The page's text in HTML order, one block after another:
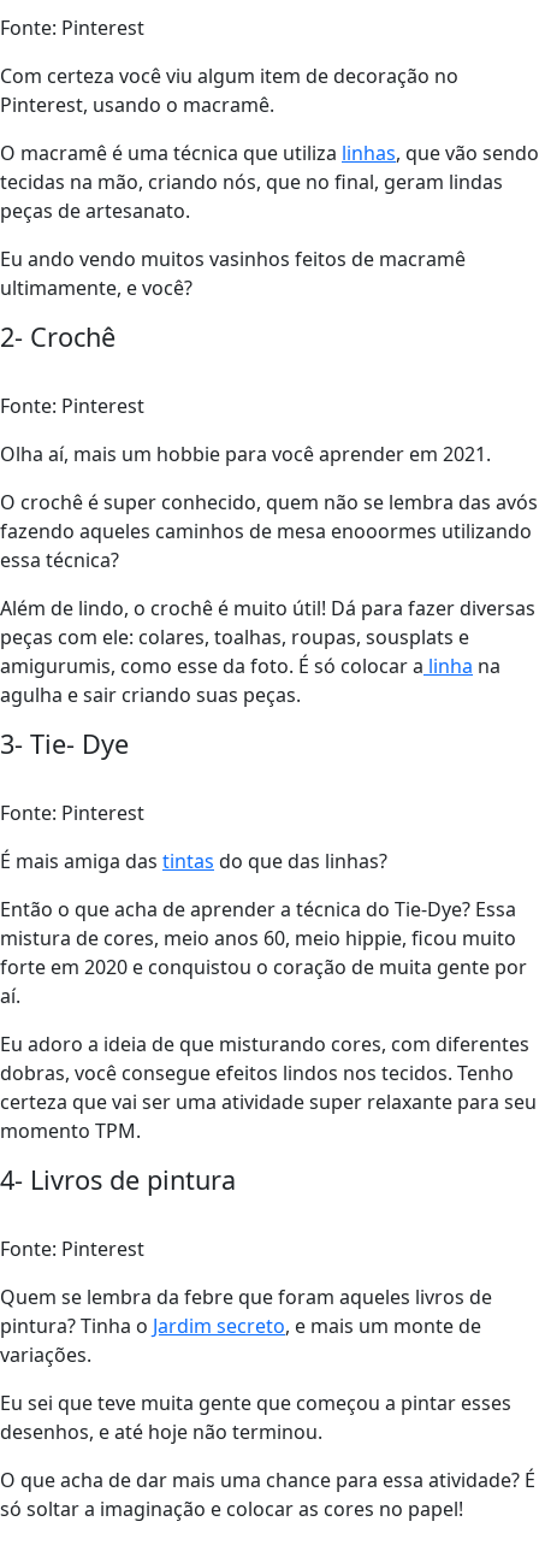
Fonte: Pinterest
Com certeza você viu algum item de decoração no
Pinterest, usando o macramê.
O macramê é uma técnica que utiliza linhas, que vão sendo
tecidas na mão, criando nós, que no final, geram lindas
peças de artesanato.
Eu ando vendo muitos vasinhos feitos de macramê
ultimamente, e você?
2- Crochê
Fonte: Pinterest
Olha aí, mais um hobbie para você aprender em 2021.
O crochê é super conhecido, quem não se lembra das avós
fazendo aqueles caminhos de mesa enooormes utilizando
essa técnica?
Além de lindo, o crochê é muito útil! Dá para fazer diversas
peças com ele: colares, toalhas, roupas, sousplats e
amigurumis, como esse da foto. É só colocar a linha na
agulha e sair criando suas peças.
3- Tie- Dye
Fonte: Pinterest
É mais amiga das tintas do que das linhas?
Então o que acha de aprender a técnica do Tie-Dye? Essa
mistura de cores, meio anos 60, meio hippie, ficou muito
forte em 2020 e conquistou o coração de muita gente por
aí.
Eu adoro a ideia de que misturando cores, com diferentes
dobras, você consegue efeitos lindos nos tecidos. Tenho
certeza que vai ser uma atividade super relaxante para seu
momento TPM.
4- Livros de pintura
Fonte: Pinterest
Quem se lembra da febre que foram aqueles livros de
pintura? Tinha o Jardim secreto, e mais um monte de
variações.
Eu sei que teve muita gente que começou a pintar esses
desenhos, e até hoje não terminou.
O que acha de dar mais uma chance para essa atividade? É
só soltar a imaginação e colocar as cores no papel!